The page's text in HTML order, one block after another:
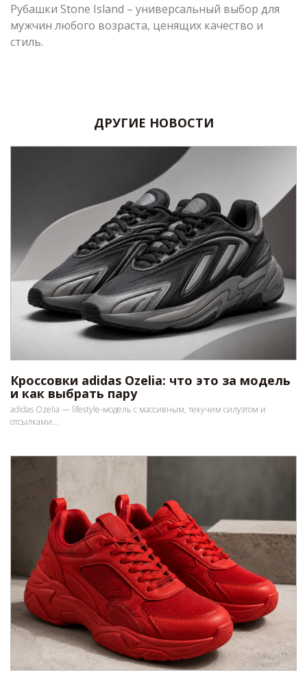
Рубашки Stone Island – универсальный выбор для
мужчин любого возраста, ценящих качество и
стиль.
ДРУГИЕ НОВОСТИ
Кроссовки adidas Ozelia: что это за модель
и как выбрать пару
adidas Ozelia — lifestyle-модель с массивным, текучим силуэтом и
отсылками...